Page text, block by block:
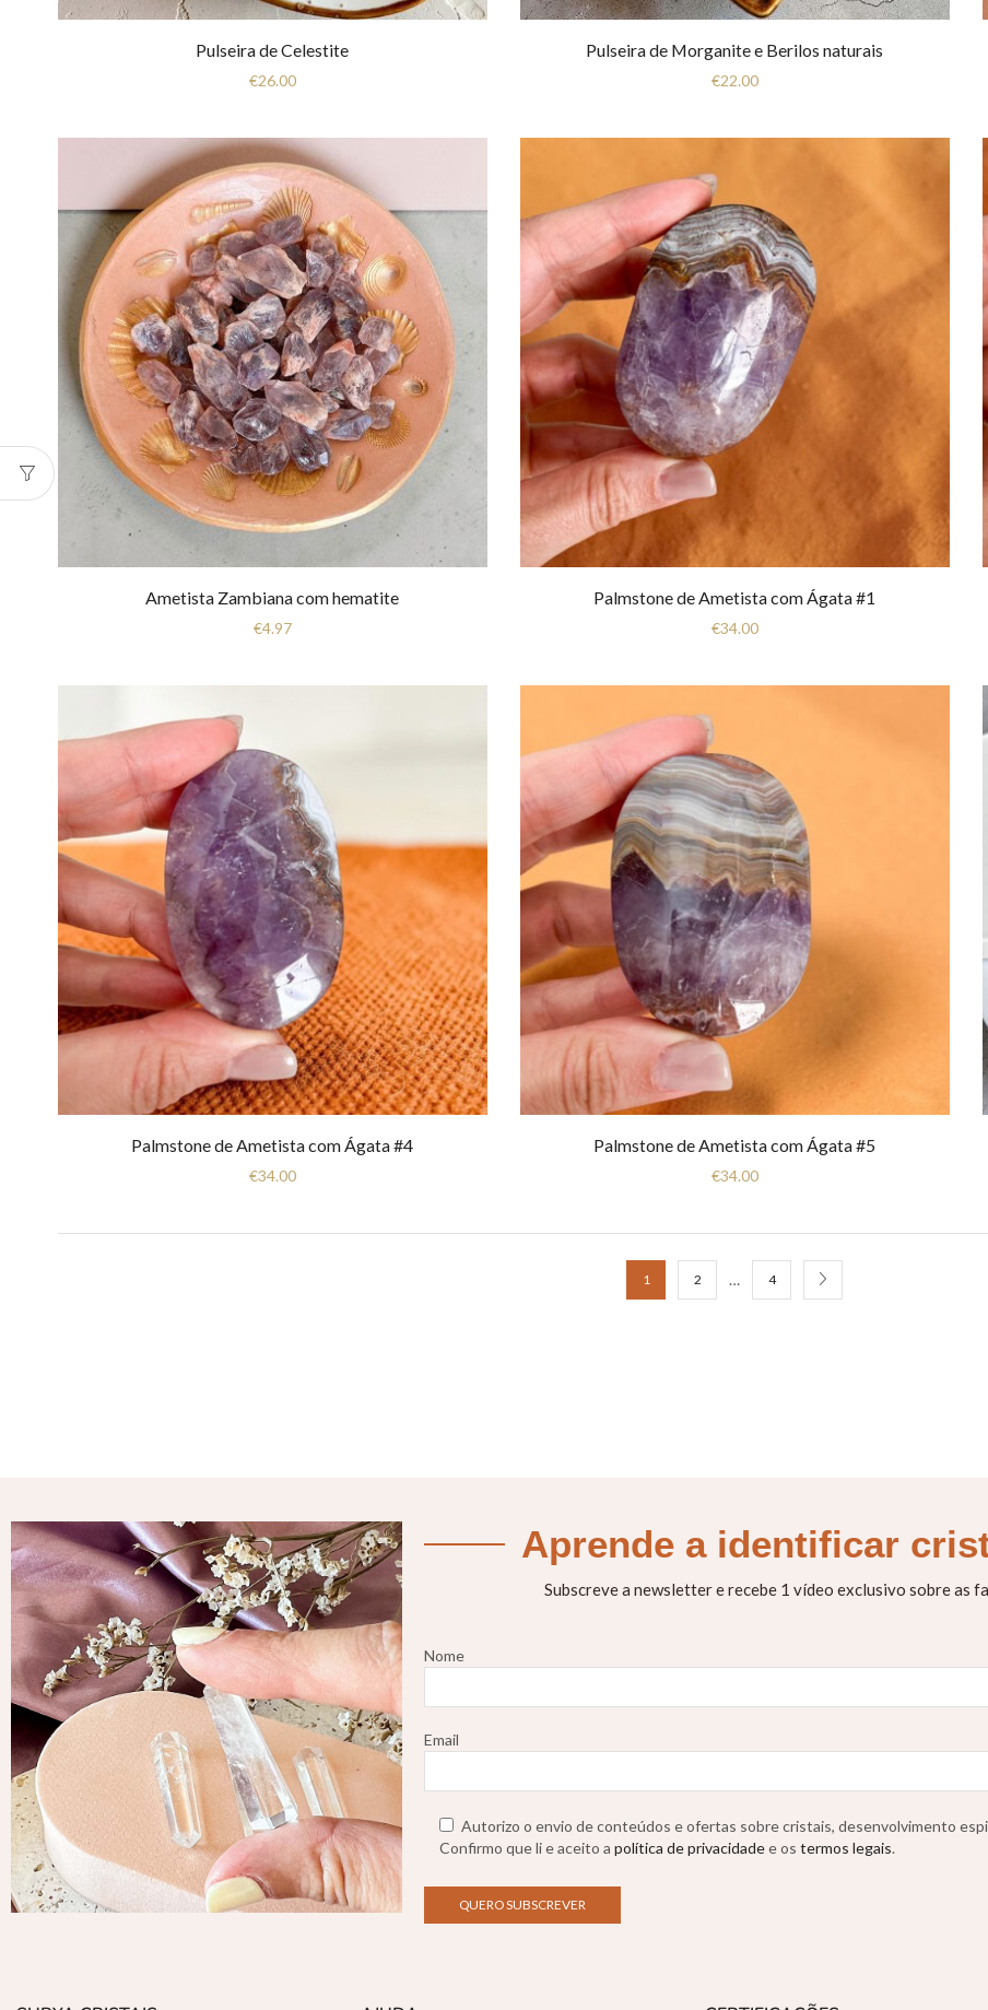
Pulseira de Celestite
€26.00
Pulseira de Morganite e Berilos naturais
€22.00
Ametista Zambiana com hematite
€4.97
Palmstone de Ametista com Ágata #1
€34.00
Palmstone de Ametista com Ágata #4
€34.00
Palmstone de Ametista com Ágata #5
€34.00
1 2 … 4
Aprende a identificar
Subscreve a newsletter e recebe 1 vídeo exclusivo sobre as
Nome
Email
Autorizo o envio de conteúdos e ofertas sobre cristais, desenvolvimento
Confirmo que li e aceito a política de privacidadee os termos legais.